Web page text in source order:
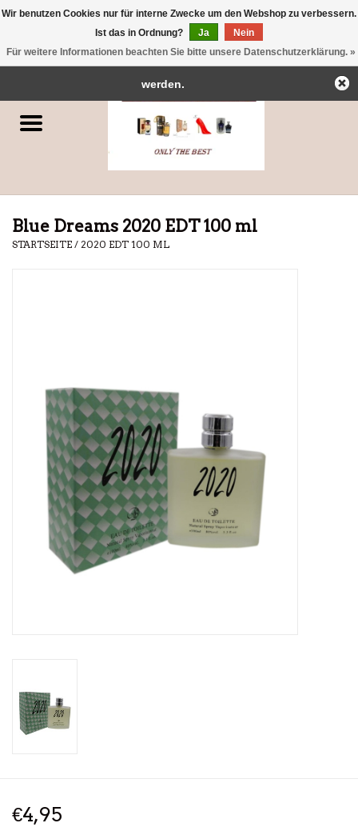
Parfums
Blue Dreams 2020 EDT 100 ml
STARTSEITE / 2020 EDT 100 ML
€4,95
Wir benutzen Cookies nur für interne Zwecke um den Webshop zu verbessern.
Ist das in Ordnung?
Ja
Nein
Für weitere Informationen beachten Sie bitte unsere Datenschutzerklärung. »
← Zurück zum BackofficeDieser Shop befindet sich im Aufbau.
Eventuell können nicht alle Bestellungen eingehalten oder erfüllt
werden.